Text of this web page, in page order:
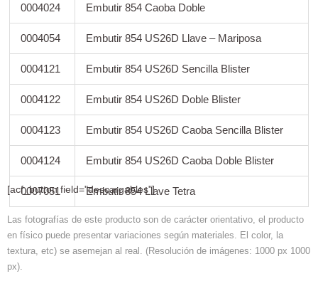
0004024 Embutir 854 Caoba Doble
0004054 Embutir 854 US26D Llave – Mariposa
0004121 Embutir 854 US26D Sencilla Blister
0004122 Embutir 854 US26D Doble Blister
0004123 Embutir 854 US26D Caoba Sencilla Blister
0004124 Embutir 854 US26D Caoba Doble Blister
0007051 Embutir 854 Llave Tetra
[acf_button field="descargables"]
Las fotografías de este producto son de carácter orientativo, el producto
en físico puede presentar variaciones según materiales. El color, la
textura, etc) se asemejan al real. (Resolución de imágenes: 1000 px 1000
px).